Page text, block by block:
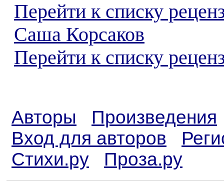
Перейти к списку
Саша Корсаков
Перейти к списку
Авторы
Произведения
Вход для авторов
Стихи.ру
Проза.ру